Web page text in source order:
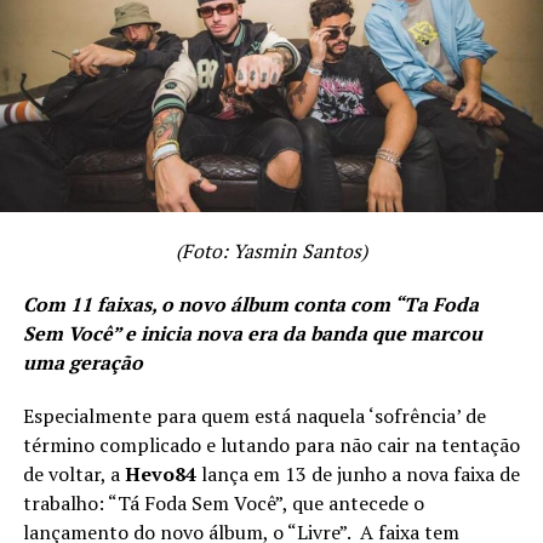
(Foto: Yasmin Santos)
Com 11 faixas, o novo álbum conta com “Ta Foda
Sem Você” e inicia nova era da banda que marcou
uma geração
Especialmente para quem está naquela ‘sofrência’ de
término complicado e lutando para não cair na tentação
de voltar, aHevo84lança em 13 de junho a nova faixa de
trabalho: “Tá Foda Sem Você”, que antecede o
lançamento do novo álbum, o “Livre”. A faixa tem